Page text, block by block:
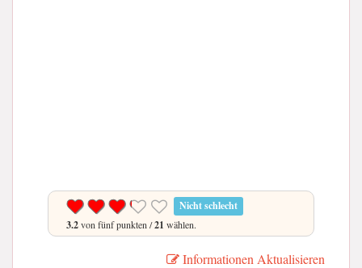
Nicht schlecht
3.2von fünf punkten /21 wählen.
Informationen Aktualisieren